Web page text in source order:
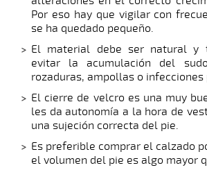
Por eso hay que vigilar con
se ha quedado pequeño.
El material debe ser natural y
evitar la acumulación del
rozaduras, ampollas o infecciones
El cierre de velcro es una muy
les da autonomía a la hora de
una sujeción correcta del pie.
Es preferible comprar el calzado
el volumen del pie es algo mayor